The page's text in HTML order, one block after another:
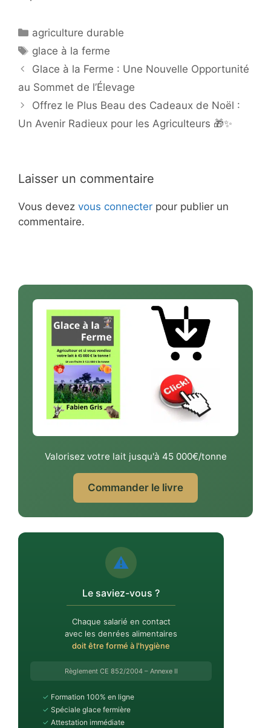
Catégories
agriculture durable
Étiquettes
glace à la ferme
Glace à la Ferme : Une Nouvelle Opportunité
au Sommet de l’Élevage
Offrez le Plus Beau des Cadeaux de Noël :
Un Avenir Radieux pour les Agriculteurs 🎁✨
Laisser un commentaire
Vous devez vous connecter pour publier un
commentaire.
Valorisez votre lait jusqu'à 45 000€/tonne
Commander le livre
⚠️
Le saviez-vous ?
Chaque salarié en contact
avec les denrées alimentaires
doit être formé à l'hygiène
Règlement CE 852/2004 – Annexe II
✓ Formation 100% en ligne
✓ Spéciale glace fermière
✓ Attestation immédiate